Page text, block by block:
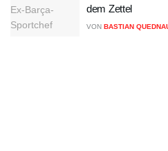
dem Zettel
VON BASTIAN